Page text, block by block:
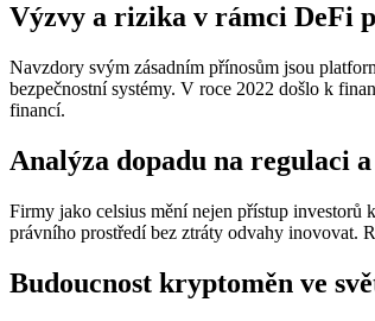
Výzvy a rizika v rámci DeFi
Navzdory svým zásadním přínosům jsou
bezpečnostní systémy. V roce 2022 došlo k
financí.
Analýza dopadu na regulaci
Firmy jako celsius mění nejen přístup
právního prostředí bez ztráty odvahy inovovat.
Budoucnost kryptoměn ve